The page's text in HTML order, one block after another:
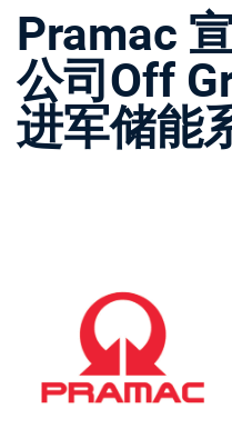
Pramac
公司Off
进军储能